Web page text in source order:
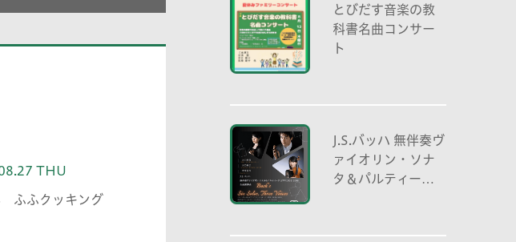
THU
ふふクッキング
とびだす音楽の教
科書名曲コンサー
ト
J.S.バッハ 無伴奏ヴ
ァイオリン・ソナ
タ＆パルティータ